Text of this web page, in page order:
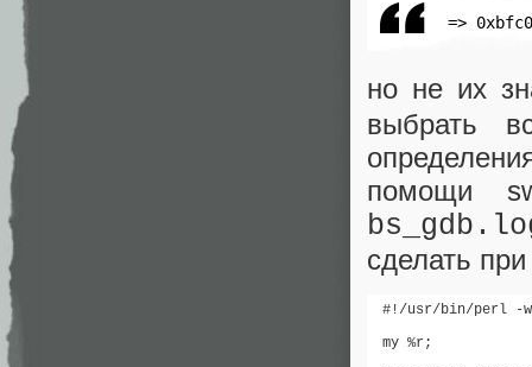
=>
но не их
выбрать
помощи
сделать
#!/usr/bin/perl -w
my %r;